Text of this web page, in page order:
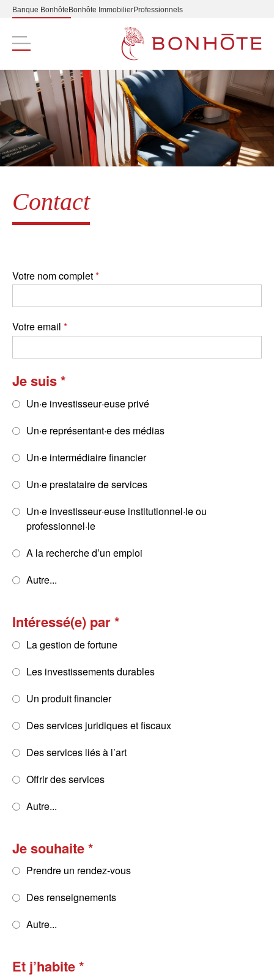
Banque Bonhôte Bonhôte ImmobilierProfessionnels
Navigation principale
Contact
Votre nom complet
Votre email
Je suis
Un·e investisseur·euse privé
Un·e représentant·e des médias
Un·e intermédiaire financier
Un·e prestataire de services
Un·e investisseur·euse institutionnel·le ou
professionnel·le
A la recherche d’un emploi
Autre...
Intéressé(e) par
La gestion de fortune
Les investissements durables
Un produit financier
Des services juridiques et fiscaux
Des services liés à l’art
Offrir des services
Autre...
Je souhaite
Prendre un rendez-vous
Des renseignements
Autre...
Et j’habite